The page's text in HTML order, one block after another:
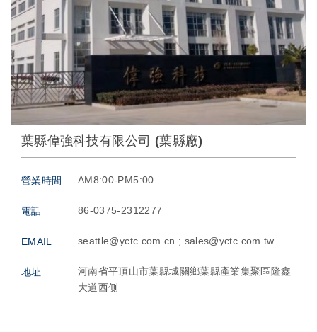
葉縣偉強科技有限公司 (葉縣廠)
營業時間 AM8:00-PM5:00
電話 86-0375-2312277
EMAIL seattle@yctc.com.cn ; sales@yctc.com.tw
地址
河南省平頂山市葉縣城關鄉葉縣產業集聚區隆鑫
大道西侧